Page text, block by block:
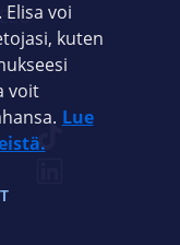
voi
kuten
voit
Lue